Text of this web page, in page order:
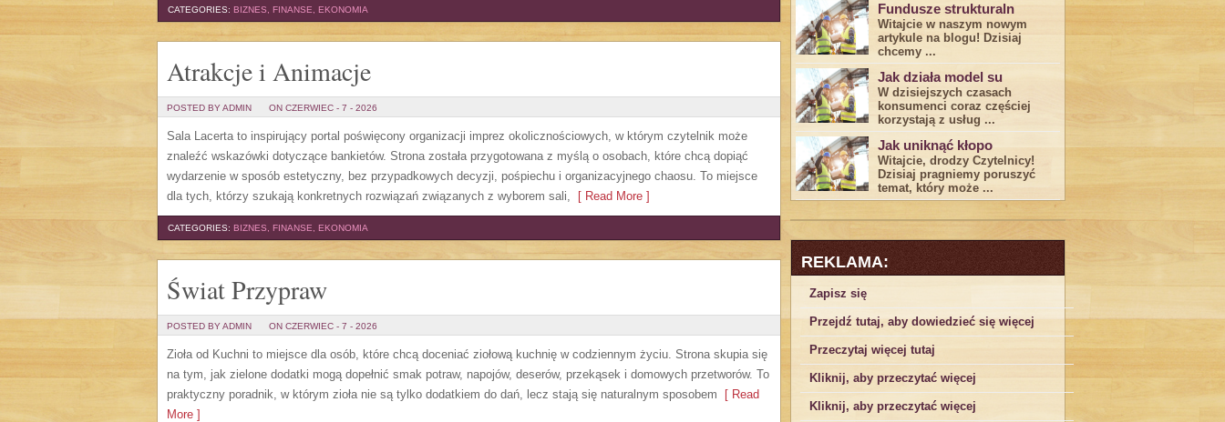
CATEGORIES: BIZNES, FINANSE, EKONOMIA
Atrakcje i Animacje
POSTED BY ADMIN ON CZERWIEC - 7 - 2026
Sala Lacerta to inspirujący portal poświęcony organizacji imprez okolicznościowych, w którym czytelnik może
znaleźć wskazówki dotyczące bankietów. Strona została przygotowana z myślą o osobach, które chcą dopiąć
wydarzenie w sposób estetyczny, bez przypadkowych decyzji, pośpiechu i organizacyjnego chaosu. To miejsce
dla tych, którzy szukają konkretnych rozwiązań związanych z wyborem sali, [ Read More ]
CATEGORIES: BIZNES, FINANSE, EKONOMIA
Świat Przypraw
POSTED BY ADMIN ON CZERWIEC - 7 - 2026
Zioła od Kuchni to miejsce dla osób, które chcą doceniać ziołową kuchnię w codziennym życiu. Strona skupia się
na tym, jak zielone dodatki mogą dopełnić smak potraw, napojów, deserów, przekąsek i domowych przetworów. To
praktyczny poradnik, w którym zioła nie są tylko dodatkiem do dań, lecz stają się naturalnym sposobem [ Read
More ]
Fundusze strukturaln
Witajcie w naszym nowym
artykule na blogu! Dzisiaj
chcemy ...
Jak działa model su
W dzisiejszych czasach
konsumenci ‌coraz częściej
korzystają z usług⁤ ...
Jak uniknąć kłopo
Witajcie, drodzy Czytelnicy!
Dzisiaj pragniemy poruszyć
temat, który może ...
REKLAMA:
Zapisz się
Przejdź tutaj, aby dowiedzieć się więcej
Przeczytaj więcej tutaj
Kliknij, aby przeczytać więcej
Kliknij, aby przeczytać więcej